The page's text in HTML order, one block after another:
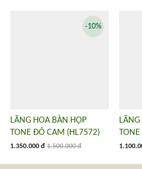
LÃNG HOA BÀN HỌP
TONE ĐỎ CAM (HL7572)
1.350.000 đ 1.500.000 đ
-10%